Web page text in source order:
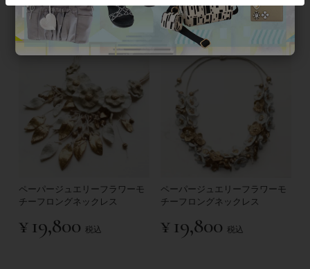
ペーパージュエリーフラワーモ
チーフロングネックレス
¥ 19,800 税込
ペーパージュエリーフラワーモ
チーフロングネックレス
¥ 19,800 税込